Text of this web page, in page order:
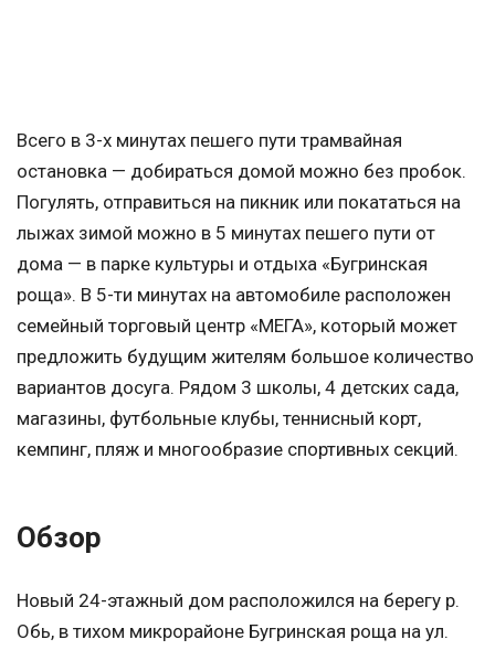
Всего в 3-х минутах пешего пути трамвайная
остановка — добираться домой можно без пробок.
Погулять, отправиться на пикник или покататься на
лыжах зимой можно в 5 минутах пешего пути от
дома — в парке культуры и отдыха «Бугринская
роща». В 5-ти минутах на автомобиле расположен
семейный торговый центр «МЕГА», который может
предложить будущим жителям большое количество
вариантов досуга. Рядом 3 школы, 4 детских сада,
магазины, футбольные клубы, теннисный корт,
кемпинг, пляж и многообразие спортивных секций.
Обзор
Новый 24-этажный дом расположился на берегу р.
Обь, в тихом микрорайоне Бугринская роща на ул.